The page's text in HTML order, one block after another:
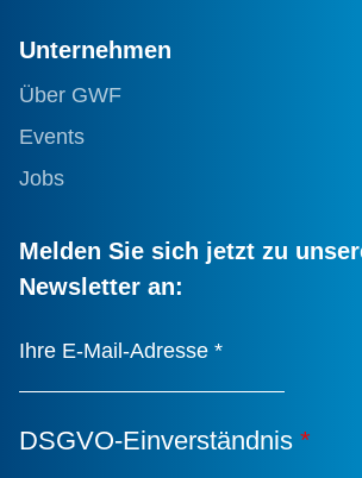
Unternehmen
Über GWF
Events
Jobs
Melden Sie sich jetzt zu
Newsletter an:
Ihre E-Mail-Adresse *
DSGVO-Einverständnis *